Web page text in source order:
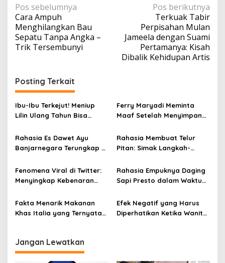
N
a
v
i
a
s
i
p
o
s
Pos sebelumnya
Cara Ampuh
Menghilangkan Bau
Sepatu Tanpa Angka –
Trik Tersembunyi
Pos berikutnya
Terkuak Tabir
Perpisahan Mulan
Jameela dengan Suami
Pertamanya: Kisah
Dibalik Kehidupan Artis
Posting Terkait
Ibu-Ibu Terkejut! Meniup
Lilin Ulang Tahun Bisa
Ferry Maryadi Meminta
Maaf Setelah Menyimpan
Rahasia Es Dawet Ayu
Banjarnegara Terungkap di
Rahasia Membuat Telur
Pitan: Simak Langkah-
Panduannya
Fenomena Viral di Twitter:
Menyingkap Kebenaran
Sama dengan Daging
Rahasia Empuknya Daging
Sapi Presto dalam Waktu
Fakta Menarik Makanan
Khas Italia yang Ternyata
Efek Negatif yang Harus
Diperhatikan Ketika Wanita
Jangan Lewatkan